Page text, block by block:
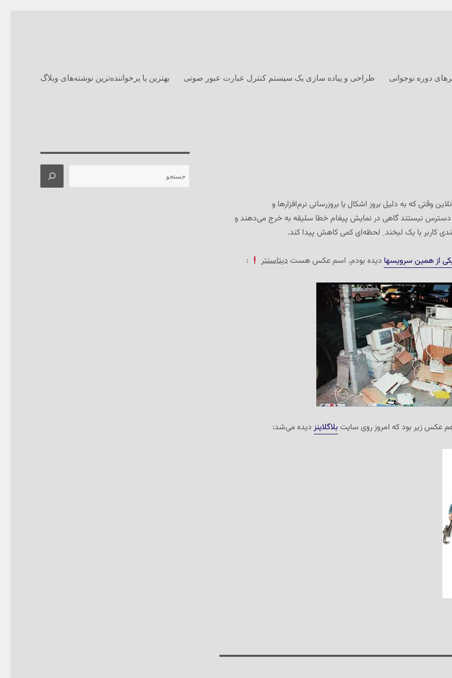
دوره نوجوانی طراحی و پیاده سازی یک سیستم کنترل عبارت عبور صوتی بهترین یا پرخواننده‌ترین نوشته‌های وبلاگ‌
وقتی که به دلیل بروز اشکال یا بروزرسانی نرم‌افزارها و
نیستند گاهی در نمایش پیغام خطا سلیقه به خرج می‌دهند و
کاربر با یک لبخند ِ لحظه‌ای کمی کاهش پیدا کند.
از همین سرویسها دیده بودم. اسم عکس هست دیتاسنتر :
عکس زیر بود که امروز روی سایت بلاگلاینزدیده می‌شد: